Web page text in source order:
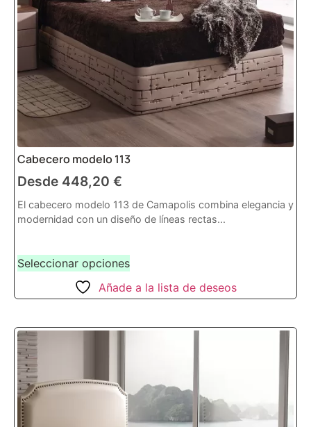
Cabecero modelo 113
Desde 448,20 €
El cabecero modelo 113 de Camapolis combina elegancia y
modernidad con un diseño de líneas rectas...
Seleccionar opciones
Añade a la lista de deseos